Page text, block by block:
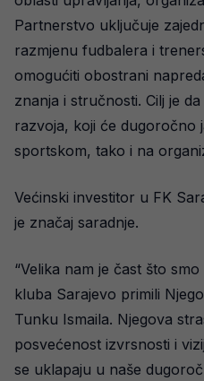
Partnerstvo uključuje
razmjenu fudbalera i
omogućiti obostrani
znanja i stručnosti. Cilj je
razvoja, koji će dugoročno
sportskom, tako i na
Većinski investitor u FK
je značaj saradnje.
“Velika nam je čast što
kluba Sarajevo primili
Tunku Ismaila. Njegova
posvećenost izvrsnosti i
se uklapaju u naše